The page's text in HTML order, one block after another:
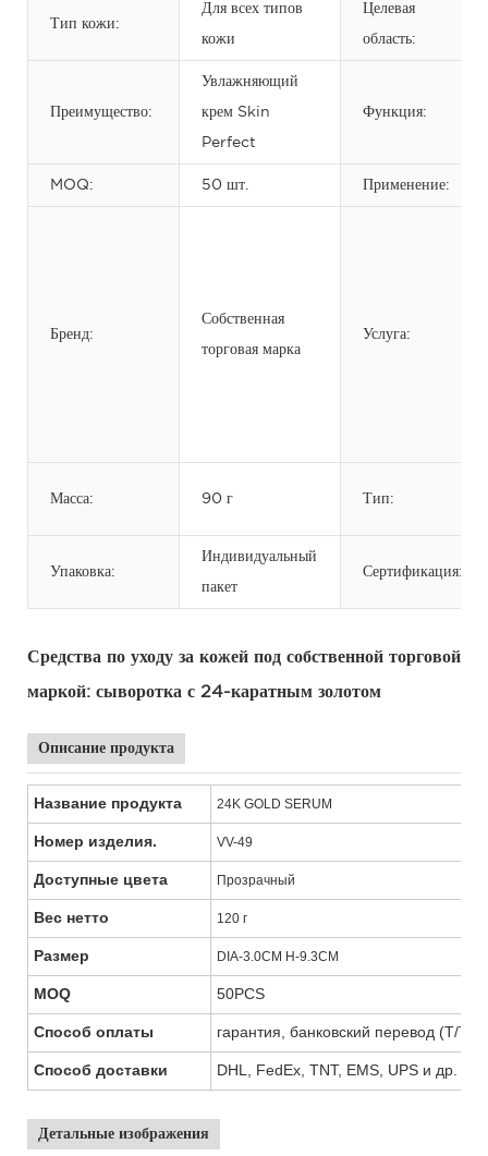
Тип кожи:
Для всех типов
кожи
Целевая
область:
Преимущество:
Увлажняющий
крем Skin
Perfect
Функция:
MOQ: 50 шт. Применение:
Бренд:
Собственная
торговая марка
Услуга:
Масса: 90 г Тип:
Упаковка:
Индивидуальный
пакет
Сертификация:
Средства по уходу за кожей под собственной торговой
маркой: сыворотка с 24-каратным золотом
Описание продукта
Название продукта 24K GOLD SERUM
Номер изделия. VV-49
Доступные цвета Прозрачный
Вес нетто 120 г
Размер DIA-3.0CM H-9.3CM
MOQ 50PCS
Способ оплаты гарантия, банковский перевод (T/
Способ доставки DHL, FedEx, TNT, EMS, UPS и др.
Детальные изображения